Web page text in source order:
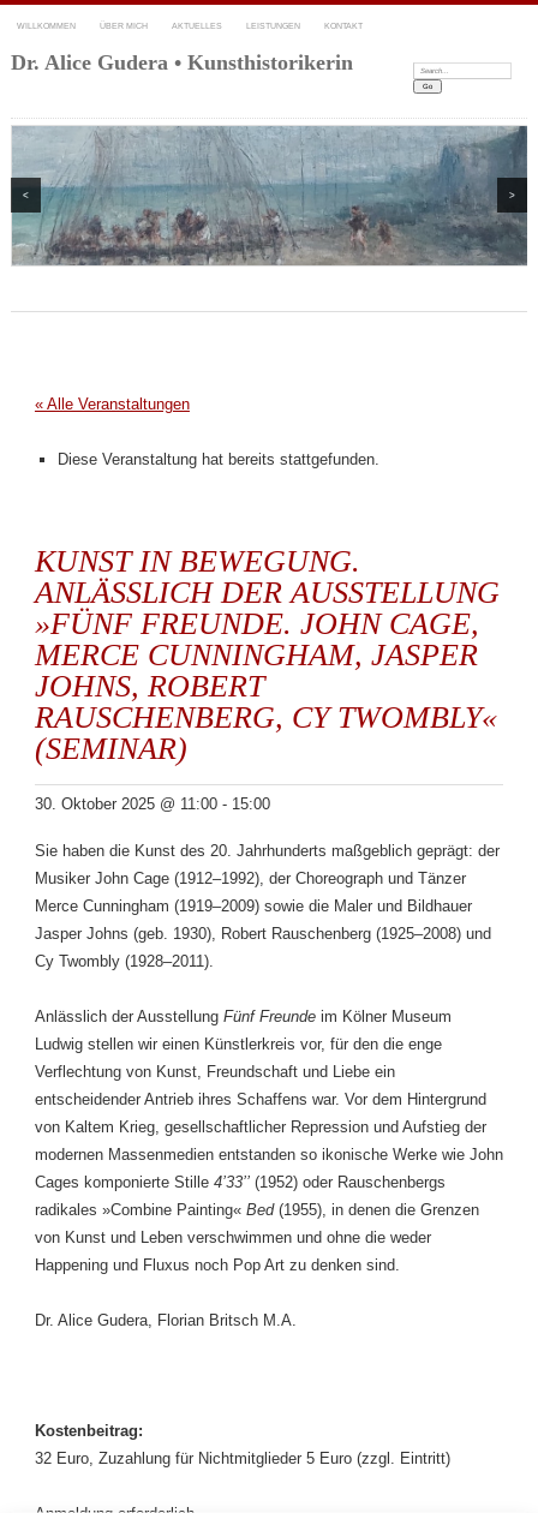
WILLKOMMEN ÜBER MICH AKTUELLES LEISTUNGEN KONTAKT
Dr. Alice Gudera • Kunsthistorikerin Search:
< >
« Alle Veranstaltungen
Diese Veranstaltung hat bereits stattgefunden.
KUNST IN BEWEGUNG.
ANLÄSSLICH DER AUSSTELLUNG
»FÜNF FREUNDE. JOHN CAGE,
MERCE CUNNINGHAM, JASPER
JOHNS, ROBERT
RAUSCHENBERG, CY TWOMBLY«
(SEMINAR)
30. Oktober 2025 @ 11:00- 15:00
Sie haben die Kunst des 20. Jahrhunderts maßgeblich geprägt: der
Musiker John Cage (1912–1992), der Choreograph und Tänzer
Merce Cunningham (1919–2009) sowie die Maler und Bildhauer
Jasper Johns (geb. 1930), Robert Rauschenberg (1925–2008) und
Cy Twombly (1928–2011).
Anlässlich der Ausstellung Fünf Freundeim Kölner Museum
Ludwig stellen wir einen Künstlerkreis vor, für den die enge
Verflechtung von Kunst, Freundschaft und Liebe ein
entscheidender Antrieb ihres Schaffens war. Vor dem Hintergrund
von Kaltem Krieg, gesellschaftlicher Repression und Aufstieg der
modernen Massenmedien entstanden so ikonische Werke wie John
Cages komponierte Stille 4’33’’(1952) oder Rauschenbergs
radikales »Combine Painting« Bed(1955), in denen die Grenzen
von Kunst und Leben verschwimmen und ohne die weder
Happening und Fluxus noch Pop Art zu denken sind.
Dr. Alice Gudera, Florian Britsch M.A.
Kostenbeitrag:
32 Euro, Zuzahlung für Nichtmitglieder 5 Euro (zzgl. Eintritt)